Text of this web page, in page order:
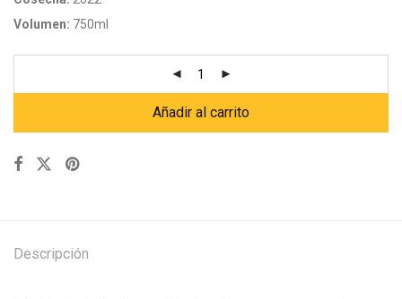
Volumen: 750ml
Añadir al carrito
Descripción